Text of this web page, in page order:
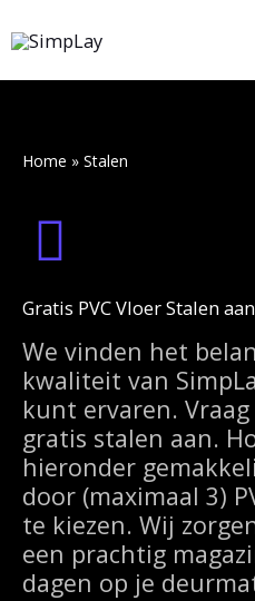
naar
Home » Stalen
Gratis PVC Vloer Stalen
We vinden het
kwaliteit van
kunt ervaren.
gratis stalen aan.
hieronder
door (maximaal 3)
te kiezen. Wij
een prachtig
dagen op je